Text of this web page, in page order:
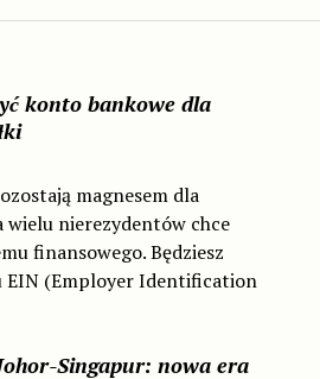
konto bankowe dla
magnesem dla
wielu nierezydentów chce
finansowego. Będziesz
EIN (Employer Identification
Singapur: nowa era